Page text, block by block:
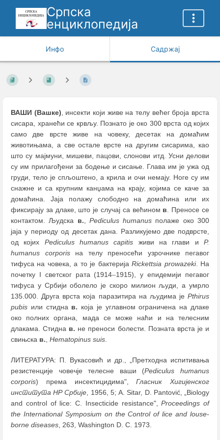
Српска
енциклопедија
Инфо Садржај
ВАШИ (Вашке), инсекти који живе на телу већег броја врста
сисара, хранећи се крвљу. Познато је око 300 врста од којих
само две врсте живе на човеку, десетак на домаћим
животињама, а све остале врсте на другим сисарима, као
што су мајмуни, мишеви, пацови, слонови итд. Усни делови
су им прилагођени за бодење и сисање. Глава им је ужа од
груди, тело је спљоштено, а крила и очи немају. Ноге су им
снажне и са крупним канџама на крају, којима се каче за
домаћина. Јаја полажу слободно на домаћина или их
фиксирају за длаке, што је случај са већином в. Преносе се
контактом. Људска в., Pediculus humanus полаже око 300
јаја у периоду од десетак дана. Разликујемо две подврсте,
од којих Pediculus humanus capitis живи на глави иP.
humanus corporisна телу преносећи узрочнике пегавог
тифуса на човека, а то је бактеријаRickettsiа prowazeki. На
почетку I светског рата (1914–1915), у епидемији пегавог
тифуса у Србији оболело је скоро милион људи, а умрло
135.000. Друга врста која паразитира на људима је Pthirus
pubis или стидна в. која је углавном ограничена на длаке
око полних органа, мада се може наћи и на телесним
длакама. Стидна в. не преноси болести. Позната врста је и
свињска в., Hematopinus suis.
ЛИТЕРАТУРА: П. Вукасовић и др., „Претходна испитивања
резистенције човечје телесне ваши (Pediculus humanus
corporis) према инсектицидима",Гласник Хигијенског
института НР Србије , 1956, 5; A. Sitar, D. Pantović, „Biology
and control of lice: C. Insecticide resistance",Proceedings of
the International Symposium on the Control of lice and louse-
borne diseases , 263, Washington D. C. 1973.